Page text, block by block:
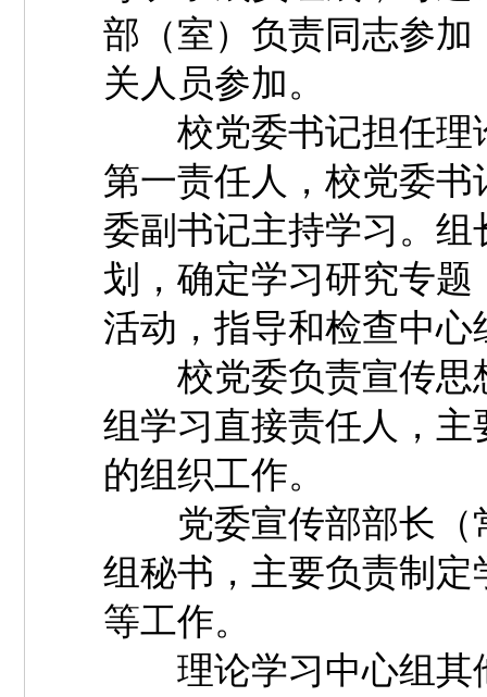
部（室）负责同志参
关人员参加。
校党委书记担任理
第一责任人，校党委
委副书记主持学习。
划，确定学习研究专
活动，指导和检查中心
校党委负责宣传思
组学习直接责任人，
的组织工作。
党委宣传部部长（
组秘书，主要负责制
等工作。
理论学习中心组其